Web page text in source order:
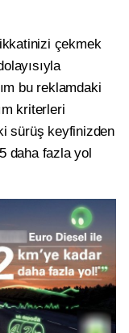
çekmek
bu reklamdaki
kriterleri
sürüş keyfinizden
daha fazla yol